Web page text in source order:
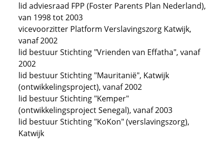
lid adviesraad FPP (Foster Parents Plan Nederland),
van 1998 tot 2003
vicevoorzitter Platform Verslavingszorg Katwijk,
vanaf 2002
lid bestuur Stichting "Vrienden van Effatha", vanaf
2002
lid bestuur Stichting "Mauritanië", Katwijk
(ontwikkelingsproject), vanaf 2002
lid bestuur Stichting "Kemper"
(ontwikkelingsproject Senegal), vanaf 2003
lid bestuur Stichting "KoKon" (verslavingszorg),
Katwijk